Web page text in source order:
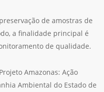
de amostras de
a finalidade principal é
de qualidade.
Amazonas: Ação
Ambiental do Estado de